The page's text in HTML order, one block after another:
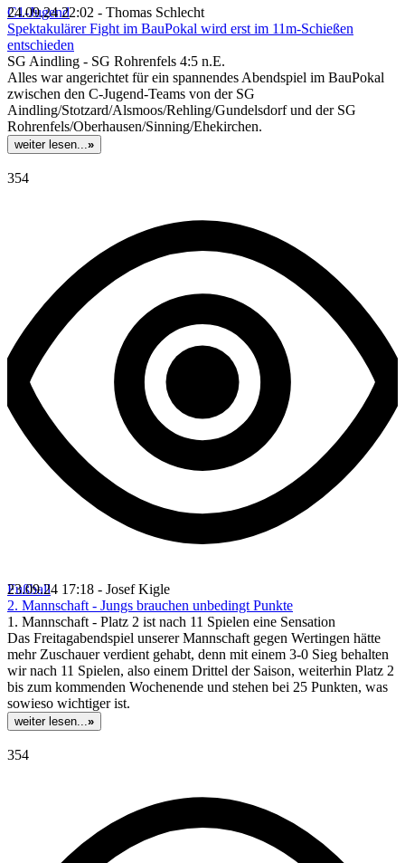
C1-Jugend
24.09.24 22:02 - Thomas Schlecht
Spektakulärer Fight im BauPokal wird erst im 11m-Schießen
entschieden
SG Aindling - SG Rohrenfels 4:5 n.E.
Alles war angerichtet für ein spannendes Abendspiel im BauPokal
zwischen den C-Jugend-Teams von der SG
Aindling/Stotzard/Alsmoos/Rehling/Gundelsdorf und der SG
Rohrenfels/Oberhausen/Sinning/Ehekirchen.
weiter lesen...»
354
Fußball
23.09.24 17:18 - Josef Kigle
2. Mannschaft - Jungs brauchen unbedingt Punkte
1. Mannschaft - Platz 2 ist nach 11 Spielen eine Sensation
Das Freitagabendspiel unserer Mannschaft gegen Wertingen hätte
mehr Zuschauer verdient gehabt, denn mit einem 3-0 Sieg behalten
wir nach 11 Spielen, also einem Drittel der Saison, weiterhin Platz 2
bis zum kommenden Wochenende und stehen bei 25 Punkten, was
sowieso wichtiger ist.
weiter lesen...»
354